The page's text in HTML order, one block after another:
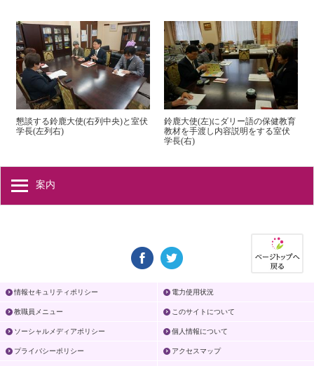
懇談する鈴鹿大使(右列中央)と室伏
学長(左列右)
鈴鹿大使(左)にダリー語の保健教育
教材を手渡し内容説明をする室伏
学長(右)
案内
情報セキュリティポリシー 電力使用状況
教職員メニュー このサイトについて
ソーシャルメディアポリシー 個人情報について
プライバシーポリシー アクセスマップ